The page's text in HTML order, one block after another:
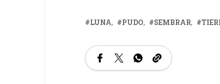
LUNA PUDO SEMBRAR